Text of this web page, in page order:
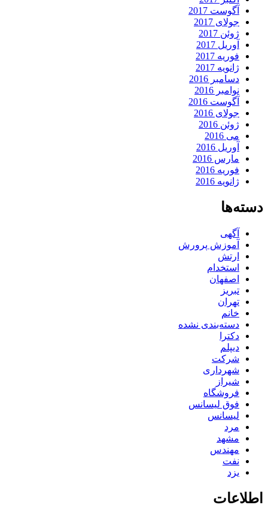
آگوست 2017
جولای 2017
ژوئن 2017
آوریل 2017
فوریه 2017
ژانویه 2017
دسامبر 2016
نوامبر 2016
آگوست 2016
جولای 2016
ژوئن 2016
می 2016
آوریل 2016
مارس 2016
فوریه 2016
ژانویه 2016
دسته‌ها
آگهی
آموزش پرورش
ارتش
استخدام
اصفهان
تبریز
تهران
خانم
دسته‌بندی نشده
دکترا
دیپلم
شرکت
شهرداری
شیراز
فروشگاه
فوق لیسانس
لیسانس
مرد
مشهد
مهندس
نفت
یزد
اطلاعات